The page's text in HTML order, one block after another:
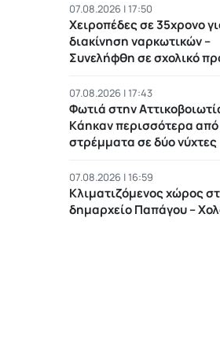
07.08.2026 | 17:50
Χειροπέδες σε 35χρονο
διακίνηση ναρκωτικών –
Συνελήφθη σε σχολικό
07.08.2026 | 17:43
Φωτιά στην
Kάηκαν περισσότερα
στρέμματα σε δύο νύχτες
07.08.2026 | 16:59
Κλιματιζόμενος χώρος
δημαρχείο Παπάγου –